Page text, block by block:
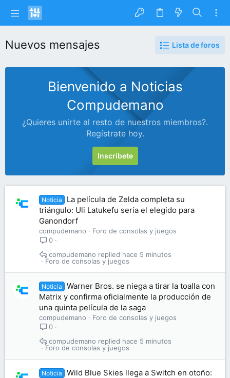
Nuevos mensajes Lista de foros
Bienvenido a Noticias
Compudemano
¿Quieres unirte al resto de nuestros miembros?.
Regístrate hoy.
Inscríbete
Noticia
La película de Zelda completa su
triángulo: Uli Latukefu sería el elegido para
Ganondorf
compudemano
Foro de consolas y juegos
0
Foro de consolas y juegos
hace 5 minutos
compudemano
Noticia
Warner Bros. se niega a tirar la toalla con
Matrix y confirma oficialmente la producción de
una quinta película de la saga
compudemano
Foro de consolas y juegos
0
Foro de consolas y juegos
hace 5 minutos
compudemano
Noticia
Wild Blue Skies llega a Switch en otoño: